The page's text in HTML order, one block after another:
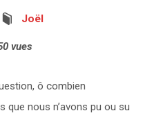
Joël
vues
ô combien
que nous n’avons pu ou su